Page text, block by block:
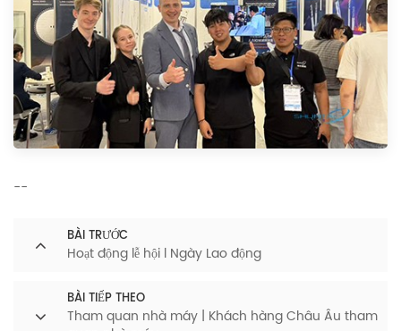
--
BÀI TRƯỚC
Hoạt động lễ hội l Ngày Lao động
BÀI TIẾP THEO
Tham quan nhà máy | Khách hàng Châu Âu tham